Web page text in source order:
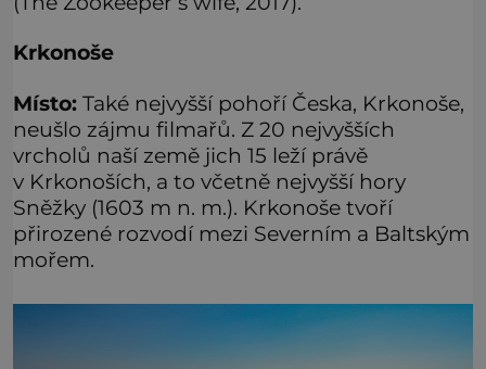
Krkonoše
Místo: Také nejvyšší pohoří Česka, Krkonoše,
neušlo zájmu filmařů. Z 20 nejvyšších
vrcholů naší země jich 15 leží právě
v Krkonoších, a to včetně nejvyšší hory
Sněžky (1603 m n. m.). Krkonoše tvoří
přirozené rozvodí mezi Severním a Baltským
mořem.